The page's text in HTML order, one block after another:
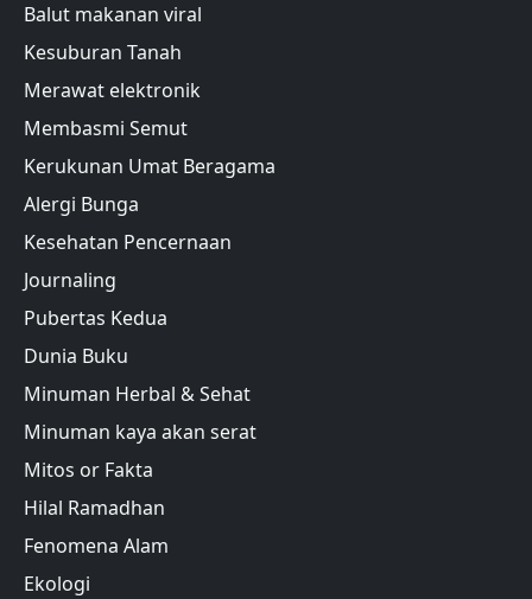
Balut makanan viral
Kesuburan Tanah
Merawat elektronik
Membasmi Semut
Kerukunan Umat Beragama
Alergi Bunga
Kesehatan Pencernaan
Journaling
Pubertas Kedua
Dunia Buku
Minuman Herbal & Sehat
Minuman kaya akan serat
Mitos or Fakta
Hilal Ramadhan
Fenomena Alam
Ekologi